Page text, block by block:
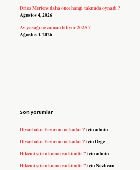
Dries Mertens daha önce hangi takımda oynadı ?
Ağustos 4, 2026
Av yasağı ne zaman bitiyor 2025 ?
Ağustos 4, 2026
Son yorumlar
Diyarbakır Erzurum ne kadar ?içinadmin
Diyarbakır Erzurum ne kadar ?içinÖzge
Hikemi şiirin kurucusu kimdir ?içinadmin
Hikemi şiirin kurucusu kimdir ?içinNazlıcan